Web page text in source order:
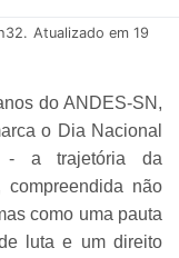
Atualizado em 19
do ANDES-SN,
o Dia Nacional
- a trajetória da
não
como uma pauta
luta e um direito